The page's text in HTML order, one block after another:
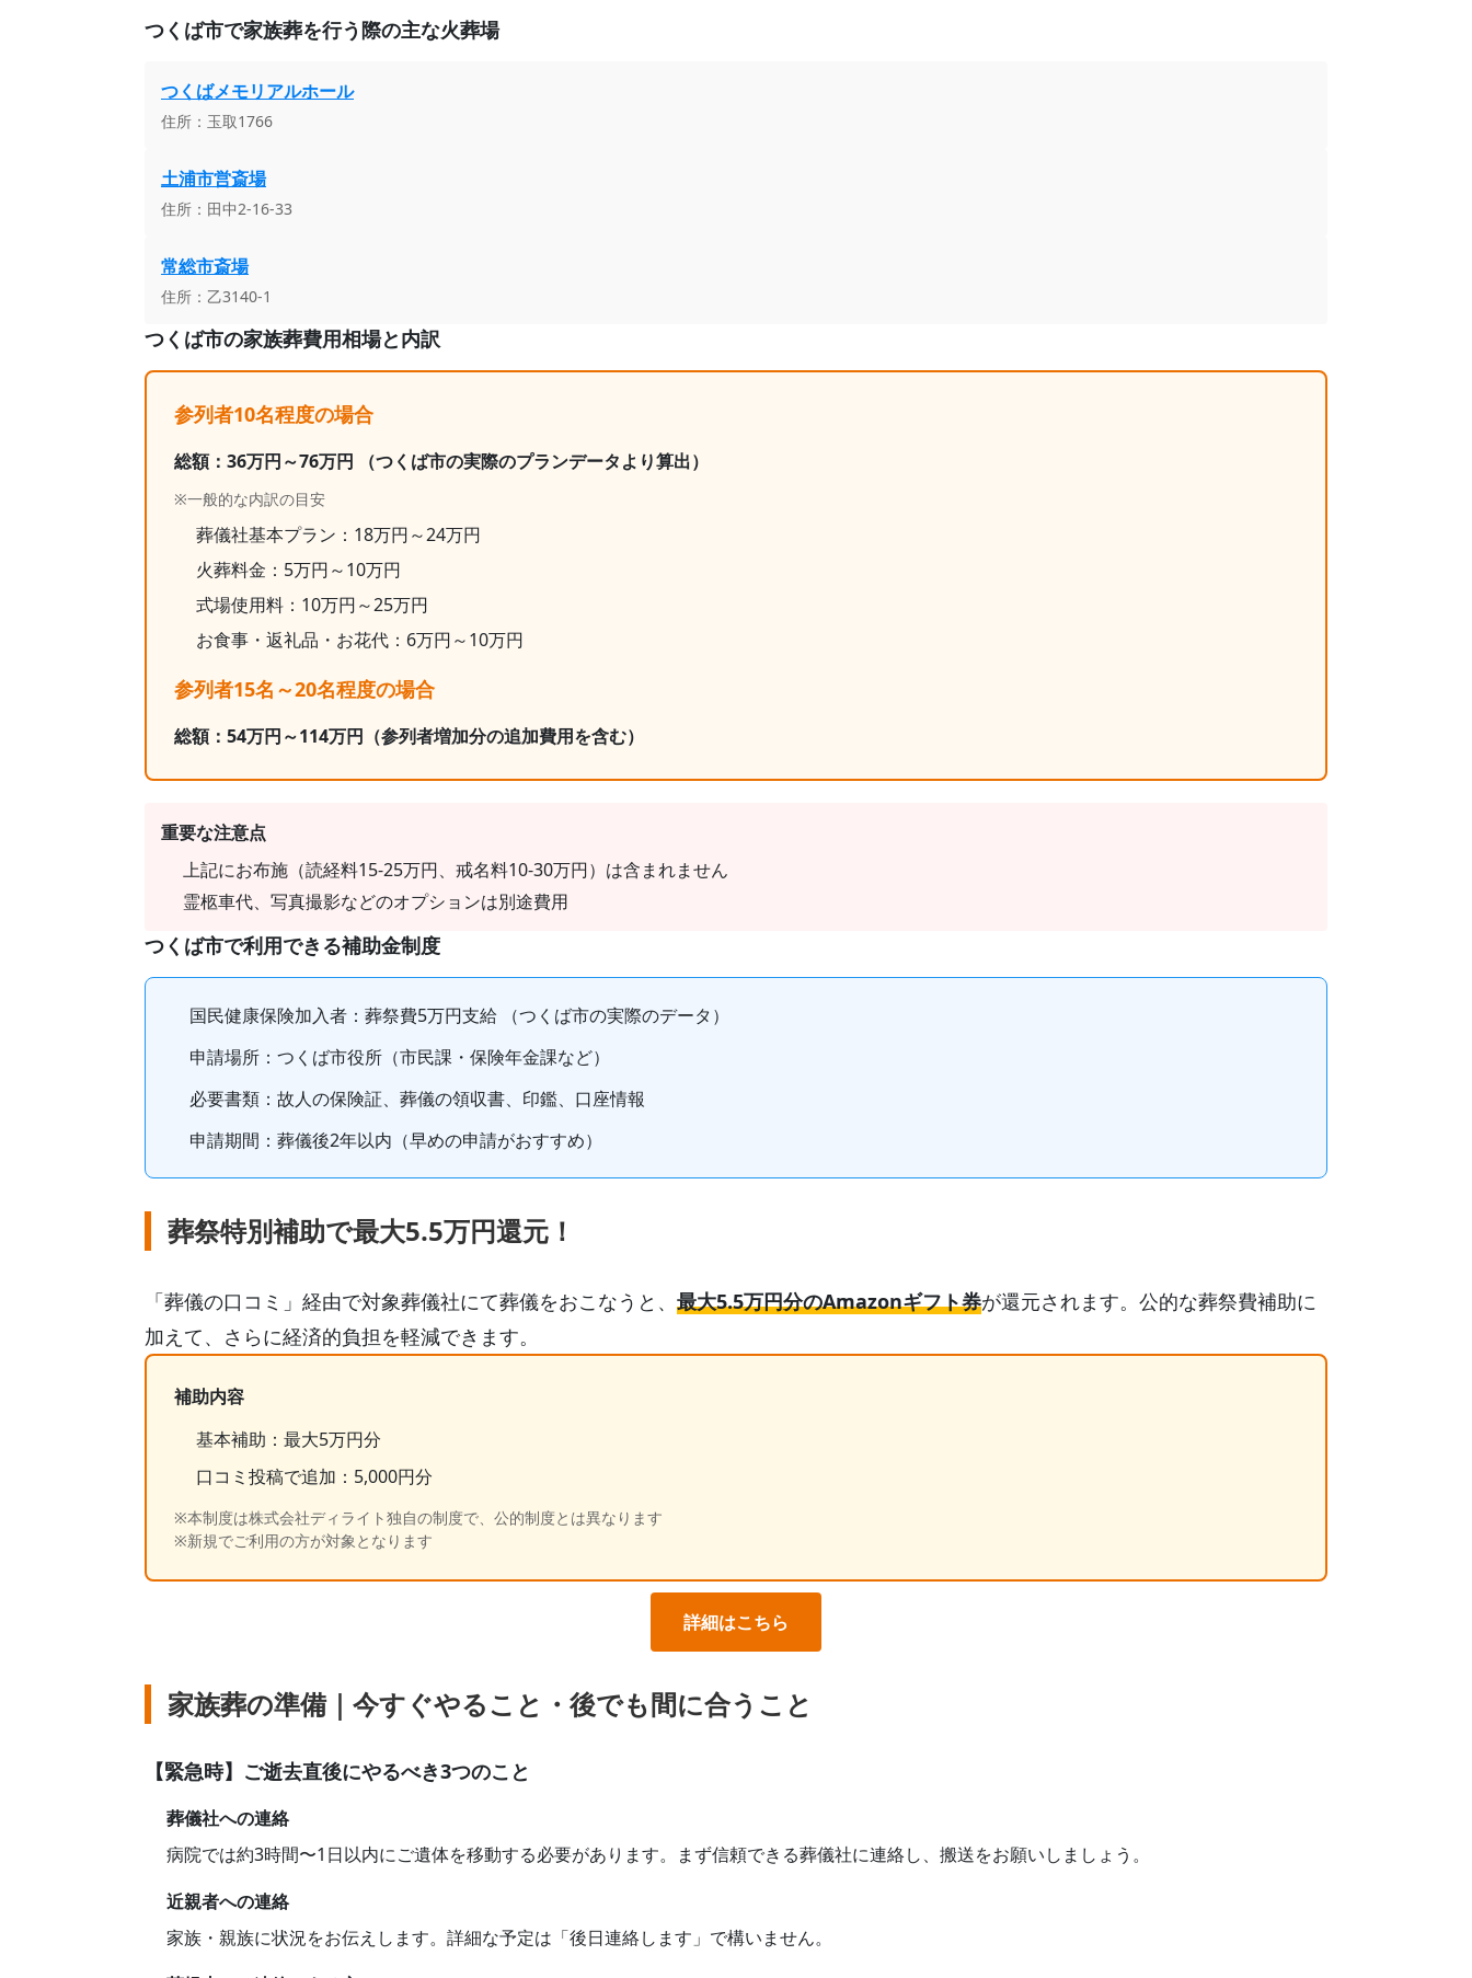
つくば市で家族葬を行う際の主な火葬場
つくばメモリアルホール
住所： 玉取1766
土浦市営斎場
住所： 田中2-16-33
常総市斎場
住所： 乙3140-1
つくば市の家族葬費用相場と内訳
参列者10名程度の場合
総額： 36万円～76万円 （つくば市の実際のプランデータより算出）
※一般的な内訳の目安
葬儀社基本プラン： 18万円～24万円
火葬料金： 5万円～10万円
式場使用料：10万円～25万円
お食事・返礼品・お花代： 6万円～10万円
参列者15名～20名程度の場合
総額： 54万円～114万円 （参列者増加分の追加費用を含む）
重要な注意点
上記にお布施（読経料15-25万円、戒名料10-30万円）は含まれません
霊柩車代、写真撮影などのオプションは別途費用
つくば市で利用できる補助金制度
国民健康保険加入者 ：葬祭費5万円支給 （つくば市の実際のデータ）
申請場所： つくば市役所（市民課・保険年金課など）
必要書類：故人の保険証、葬儀の領収書、印鑑、口座情報
申請期間： 葬儀後2年以内 （早めの申請がおすすめ）
葬祭特別補助で最大5.5万円還元！
「葬儀の口コミ」経由で対象葬儀社にて葬儀をおこなうと、 最大5.5万円分のAmazonギフト券が還元されます。公的な葬祭費補助に
加えて、さらに経済的負担を軽減できます。
補助内容
基本補助：最大5万円分
口コミ投稿で追加：5,000円分
※本制度は株式会社ディライト独自の制度で、公的制度とは異なります
※新規でご利用の方が対象となります
詳細はこちら
家族葬の準備｜今すぐやること・後でも間に合うこと
【緊急時】ご逝去直後にやるべき3つのこと
葬儀社への連絡
病院では約3時間〜1日以内にご遺体を移動する必要があります。まず信頼できる葬儀社に連絡し、搬送をお願いしましょう。
近親者への連絡
家族・親族に状況をお伝えします。詳細な予定は「後日連絡します」で構いません。